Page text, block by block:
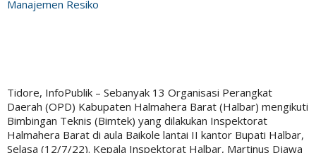
Tidore, InfoPublik – Sebanyak 13 Organisasi Perangkat
Daerah (OPD) Kabupaten Halmahera Barat (Halbar) mengikuti
Bimbingan Teknis (Bimtek) yang dilakukan Inspektorat
Halmahera Barat di aula Baikole lantai II kantor Bupati Halbar,
Selasa (12/7/22). Kepala Inspektorat Halbar, Martinus Djawa